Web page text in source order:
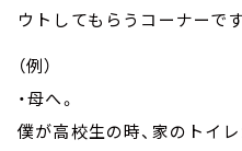
ウトしてもらうコーナーで
（例）
・母へ。
僕が高校生の時、家のトイ